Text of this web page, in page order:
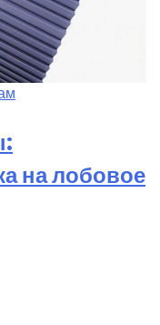
на лобовое